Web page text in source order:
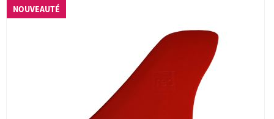
NOUVEAUTÉ